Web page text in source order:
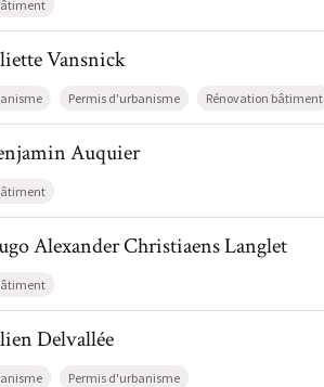
Vansnick
Vansnick
Permis d'urbanisme Rénovation bâtiment
Auquier
Auquier
Alexander Christiaens Langlet
AlexanderChristiaens Langlet
Delvallée
Delvallée
Permis d'urbanisme